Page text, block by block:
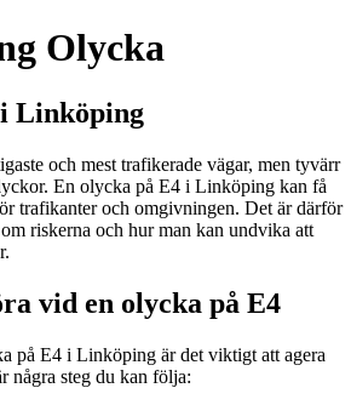
Olycka
Linköping
och mest trafikerade vägar, men tyvärr
En olycka på E4 i Linköping kan få
trafikanter och omgivningen. Det är därför
riskerna och hur man kan undvika att
vid en olycka på E4
på E4 i Linköping är det viktigt att agera
några steg du kan följa: